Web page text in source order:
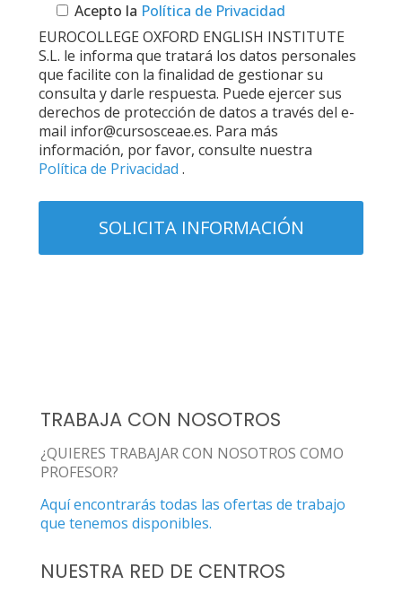
Acepto la Política de Privacidad
EUROCOLLEGE OXFORD ENGLISH INSTITUTE
S.L. le informa que tratará los datos personales
que facilite con la finalidad de gestionar su
consulta y darle respuesta. Puede ejercer sus
derechos de protección de datos a través del e-
mail infor@cursosceae.es. Para más
información, por favor, consulte nuestra
Política de Privacidad .
TRABAJA CON NOSOTROS
¿QUIERES TRABAJAR CON NOSOTROS COMO
PROFESOR?
Aquí encontrarás todas las ofertas de trabajo
que tenemos disponibles.
NUESTRA RED DE CENTROS